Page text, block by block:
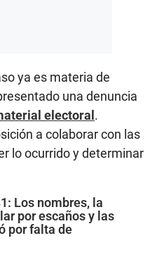
ya es materia de
una denuncia
electoral.
a colaborar con las
lo ocurrido y determinar
Los nombres, la
por escaños y las
por falta de